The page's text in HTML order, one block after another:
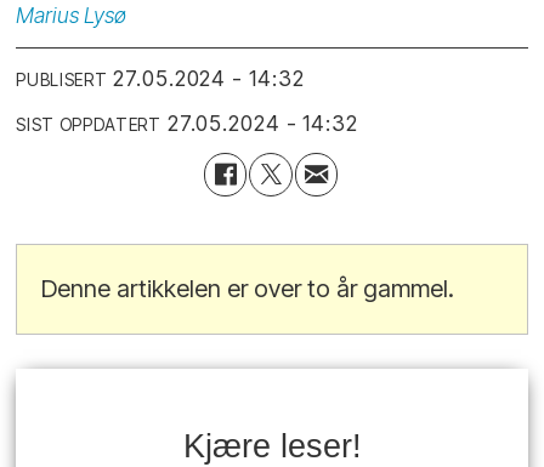
Marius Lysø
PUBLISERT 27.05.2024 - 14:32
SIST OPPDATERT 27.05.2024 - 14:32
Denne artikkelen er over to år gammel.
Kjære leser!